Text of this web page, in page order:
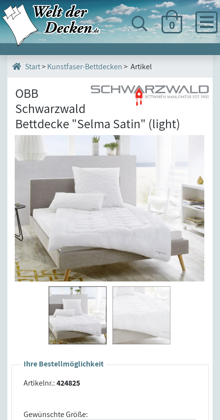
0
Start>Kunstfaser-Bettdecken> Artikel
OBB
Schwarzwald
Bettdecke "Selma Satin" (light)
Ihre Bestellmöglichkeit
Artikelnr.:424825
Gewünschte Größe: